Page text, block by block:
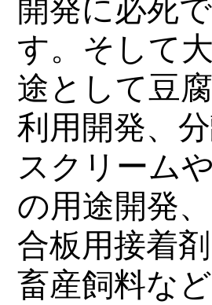
開発に必死
す。そして
途として豆
利用開発、
スクリーム
の用途開発
合板用接着
畜産飼料な